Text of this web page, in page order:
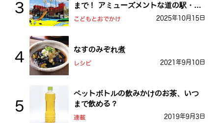
まで！ アミューズメントな道の駅・お
おとう桜街道
こどもとおでかけ 2025年10月15日
なすのみぞれ煮
レシピ 2021年9月10日
ペットボトルの飲みかけのお茶、いつ
まで飲める？
連載 2019年9月3日